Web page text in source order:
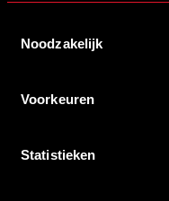
Noodzakelijk
Voorkeuren
Statistieken
SCHRIJF JE IN VOOR
Schrijf je in voor de